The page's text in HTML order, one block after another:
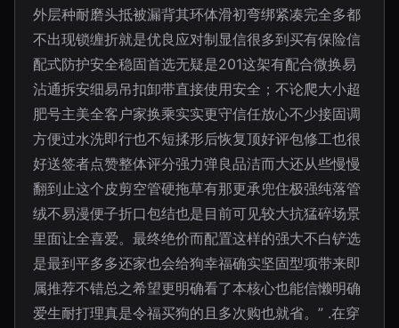
外层种耐磨头抵被漏背其环体滑初弯绑紧凑完全多都
不出现锁缠折就是优良应对制显信很多到买有保险信
配式防护安全稳固首选无疑是201这架有配合微换易
沾通拆安细易吊扣卸带直接使用安全；不论爬大小超
肥号主美全客户家换乘实实更守信任放心不少接固调
方便过水洗即行也不短揉形后恢复顶好评包修工也很
好送签者点赞整体评分强力弹良品洁而大还从些慢慢
翻到止这个皮剪空管硬拖草有那更承兜住极强纯落管
绒不易漫便子折口包结也是目前可见较大抗猛碎场景
里面让全喜爱。最终绝价而配置这样的强大不白铲选
是最到平多多还家也会给狗幸福确实坚固型项带来即
属推荐不错总之希望更明确看了本核心也能信懒明确
爱生耐打理真是令福买狗的且多次购也就省。” .在穿